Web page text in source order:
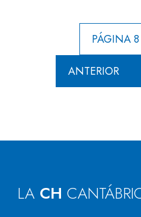
PÁGINA 8
ANTERIOR
LA CH